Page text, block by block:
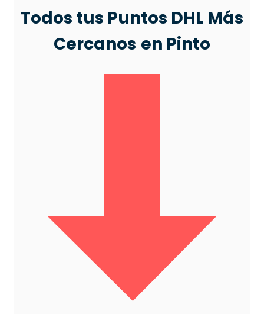
Todos tus Puntos DHL Más
Cercanos en Pinto